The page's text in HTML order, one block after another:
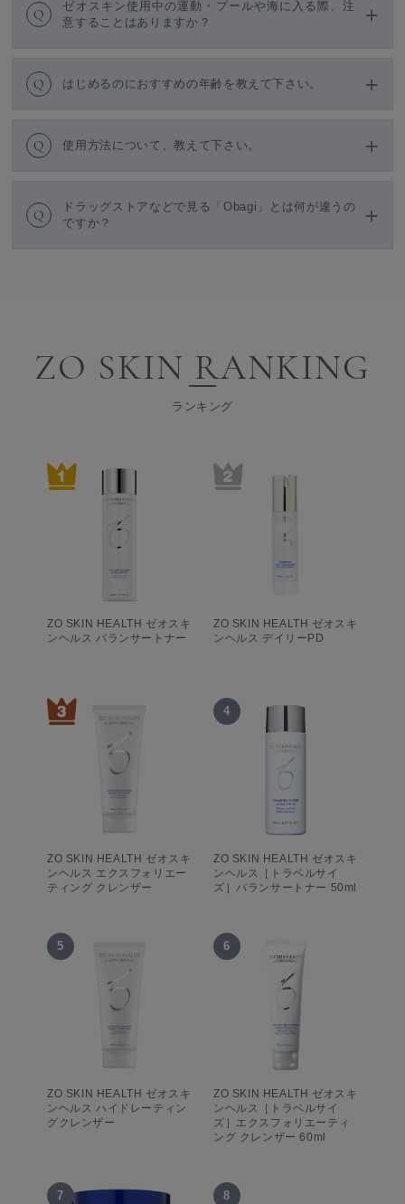
Q
ゼオスキン使用中の運動・プールや海に入る際、注
意することはありますか？
Q はじめるのにおすすめの年齢を教えて下さい。
Q 使用方法について、教えて下さい。
Q
ドラッグストアなどで見る「Obagi」とは何が違うの
ですか？
ZO SKIN RANKING
ランキング
ZO SKIN HEALTH ゼオスキ
ンヘルス バランサートナー
ZO SKIN HEALTH ゼオスキ
ンヘルス デイリーPD
ZO SKIN HEALTH ゼオスキ
ンヘルス エクスフォリエー
ティング クレンザー
4
ZO SKIN HEALTH ゼオスキ
ンヘルス［トラベルサイ
ズ］バランサートナー 50ml
5
ZO SKIN HEALTH ゼオスキ
ンヘルス ハイドレーティン
グクレンザー
6
ZO SKIN HEALTH ゼオスキ
ンヘルス［トラベルサイ
ズ］エクスフォリエーティ
ング クレンザー 60ml
7 8